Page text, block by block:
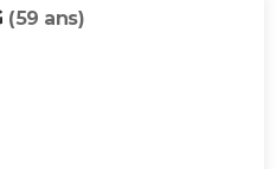
(59 ans)